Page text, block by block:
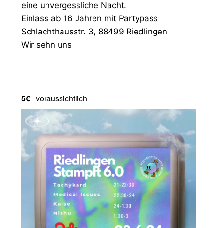
eine unvergessliche Nacht.
Einlass ab 16 Jahren mit Partypass
Schlachthausstr. 3, 88499 Riedlingen
Wir sehn uns
5€ voraussichtlich